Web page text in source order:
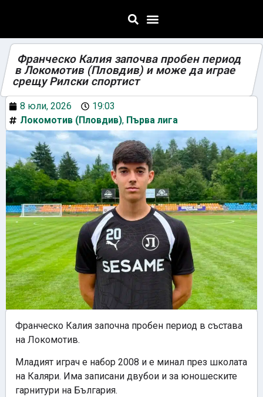
Франческо Калия започва пробен период
в Локомотив (Пловдив) и може да играе
срещу Рилски спортист
8 юли, 2026
19:03
Локомотив (Пловдив), Първа лига
Франческо Калия започна пробен период в състава
на Локомотив.
Младият играч е набор 2008 и е минал през школата
на Каляри. Има записани двубои и за юношеските
гарнитури на България.